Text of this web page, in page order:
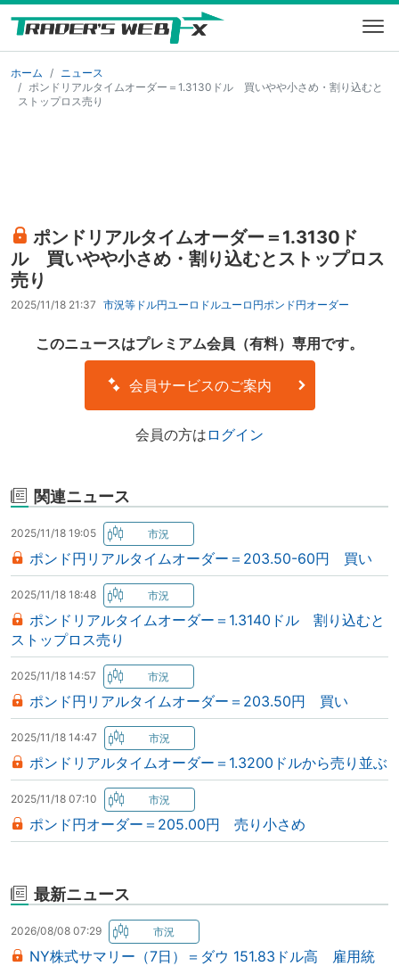
ホーム
ニュース
ポンドリアルタイムオーダー＝1.3130ドル 買いやや小さめ・割り込むと
ストップロス売り
ポンドリアルタイムオーダー＝1.3130ド
ル 買いやや小さめ・割り込むとストップロス
売り
2025/11/18 21:37 市況等 ドル円ユーロドルユーロ円ポンド円オーダー
このニュースはプレミアム会員（有料）専用です。
会員サービスのご案内
会員の方は ログイン
関連ニュース
2025/11/18 19:05
ポンド円リアルタイムオーダー＝203.50-60円 買い
2025/11/18 18:48
ポンドリアルタイムオーダー＝1.3140ドル 割り込むと
ストップロス売り
2025/11/18 14:57
ポンド円リアルタイムオーダー＝203.50円 買い
2025/11/18 14:47
ポンドリアルタイムオーダー＝1.3200ドルから売り並ぶ
2025/11/18 07:10
ポンド円オーダー＝205.00円 売り小さめ
最新ニュース
2026/08/08 07:29
NY株式サマリー（7日）＝ダウ 151.83ドル高 雇用統